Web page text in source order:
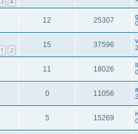
12 25307
1 2
15 37596
11 18026
0 11056
5 15269